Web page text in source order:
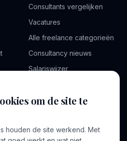
Consultants vergelijken
Vacatures
Alle freelance categorieën
Consultancy nieuws
Salariswijzer
Profiel aanmaken
om de site te
houden de site werkend. Met